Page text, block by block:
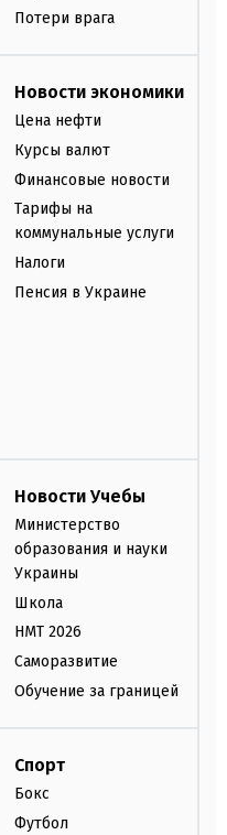
Потери врага
Новости экономики
Цена нефти
Курсы валют
Финансовые новости
Тарифы на
коммунальные услуги
Налоги
Пенсия в Украине
Новости Учебы
Министерство
образования и науки
Украины
Школа
НМТ 2026
Саморазвитие
Обучение за границей
Спорт
Бокс
Футбол